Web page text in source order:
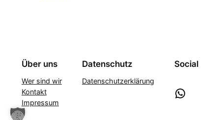
Über uns
Wer sind wir
Kontakt
Impressum
Datenschutz
Datenschutzerklärung
Social
WhatsApp